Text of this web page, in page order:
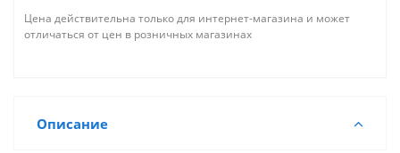
Цена действительна только для интернет-магазина и может
отличаться от цен в розничных магазинах
Описание